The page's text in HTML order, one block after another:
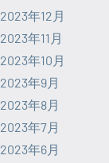
2023年12月
2023年11月
2023年10月
2023年9月
2023年8月
2023年7月
2023年6月